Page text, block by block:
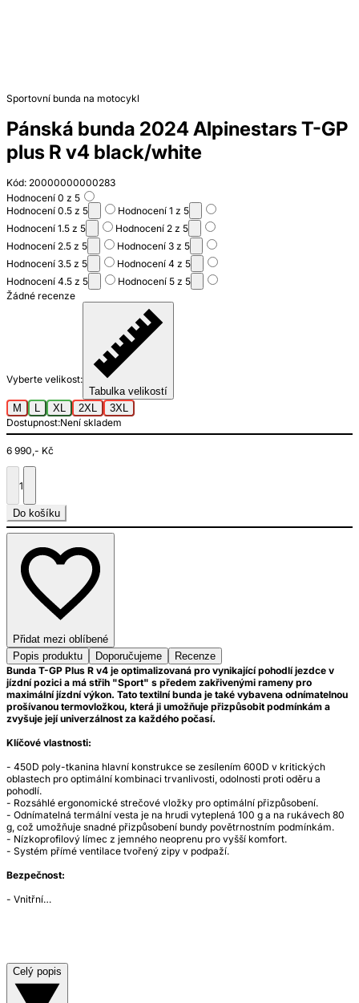
Sportovní bunda na motocykl
Pánská bunda 2024 Alpinestars T-GP
plus R v4 black/white
Kód: 20000000000283
Hodnocení 0 z 5
Hodnocení 0.5 z 5
Hodnocení 1 z 5
Hodnocení 1.5 z 5
Hodnocení 2 z 5
Hodnocení 2.5 z 5
Hodnocení 3 z 5
Hodnocení 3.5 z 5
Hodnocení 4 z 5
Hodnocení 4.5 z 5
Hodnocení 5 z 5
Žádné recenze
Vyberte velikost:
Tabulka velikostí
M
L XL 2XL
3XL
Dostupnost:Není skladem
6 990,- Kč
1
Do košíku
Přidat mezi oblíbené
Popis produktu
Doporučujeme
Recenze
Bunda T-GP Plus R v4 je optimalizovaná pro vynikající pohodlí jezdce v
jízdní pozici a má střih "Sport" s předem zakřivenými rameny pro
maximální jízdní výkon. Tato textilní bunda je také vybavena odnímatelnou
prošívanou termovložkou, která ji umožňuje přizpůsobit podmínkám a
zvyšuje její univerzálnost za každého počasí.
Klíčové vlastnosti:
- 450D poly-tkanina hlavní konstrukce se zesílením 600D v kritických
oblastech pro optimální kombinaci trvanlivosti, odolnosti proti oděru a
pohodlí.
- Rozsáhlé ergonomické strečové vložky pro optimální přizpůsobení.
- Odnímatelná termální vesta je na hrudi vyteplená 100 g a na rukávech 80
g, což umožňuje snadné přizpůsobení bundy povětrnostním podmínkám.
- Nízkoprofilový límec z jemného neoprenu pro vyšší komfort.
- Systém přímé ventilace tvořený zipy v podpaží.
Bezpečnost:
- Vnitřní…
Celý popis